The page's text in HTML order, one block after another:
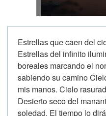
Estrellas que caen del
Estrellas del infinito
boreales marcando el
sabiendo su camino
mis manos. Cielo
Desierto seco del
soledad. El tiempo lo